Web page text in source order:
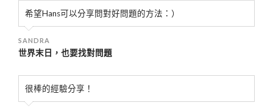
希望Hans可以分享問對好問題的方法：）
SANDRA
世界末日，也要找對問題
很棒的經驗分享！